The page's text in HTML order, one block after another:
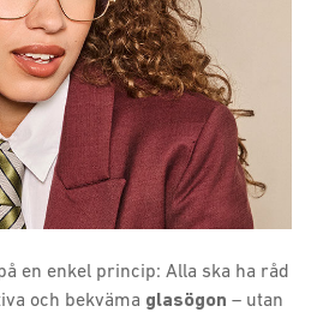
en enkel princip: Alla ska ha råd
och bekväma glasögon – utan